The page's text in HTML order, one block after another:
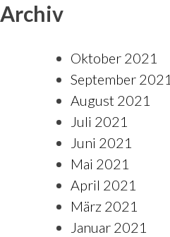
Archiv
Oktober 2021
September 2021
August 2021
Juli 2021
Juni 2021
Mai 2021
April 2021
März 2021
Januar 2021